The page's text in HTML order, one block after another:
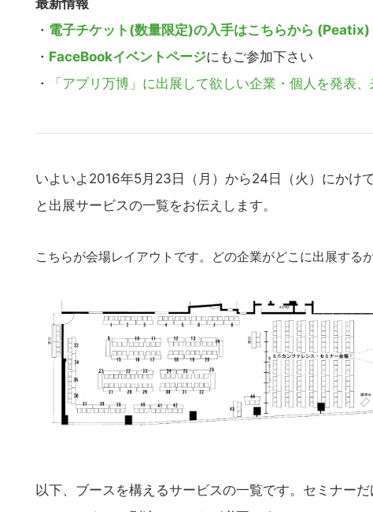
最新情報
・ 電子チケット(数量限定)の入手はこちらから (Peatix)
・ FaceBookイベントページにもご参加下さい
・
「アプリ万博」に出展して欲しい企業・個人を発表
いよいよ2016年5月23日（月）から24日（火）にかけ
と出展サービスの一覧をお伝えします。
こちらが会場レイアウトです。どの企業がどこに出展する
以下、ブースを構えるサービスの一覧です。セミナーだ